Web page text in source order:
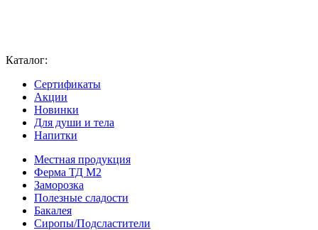
Каталог:
Сертификаты
Акции
Новинки
Для души и тела
Напитки
Местная продукция
Ферма ТД М2
Заморозка
Полезные сладости
Бакалея
Сиропы/Подсластители